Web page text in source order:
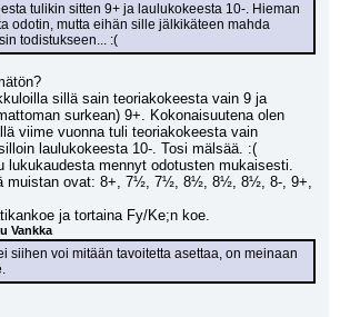
tulikin sitten 9+ ja laulukokeesta 10-. Hieman
odotin, mutta eihän sille jälkikäteen mahda
todistukseen... :(
sillä sain teoriakokeesta vain 9 ja
surkean) 9+. Kokonaisuutena olen
viime vuonna tuli teoriakokeesta vain
laulukokeesta 10-. Tosi mälsää. :(
lukukaudesta mennyt odotusten mukaisesti.
muistan ovat: 8+, 7½, 7½, 8½, 8½, 8½, 8-, 9+,
ja tortaina Fy/Ke;n koe.
Vankka
siihen voi mitään tavoitetta asettaa, on meinaan